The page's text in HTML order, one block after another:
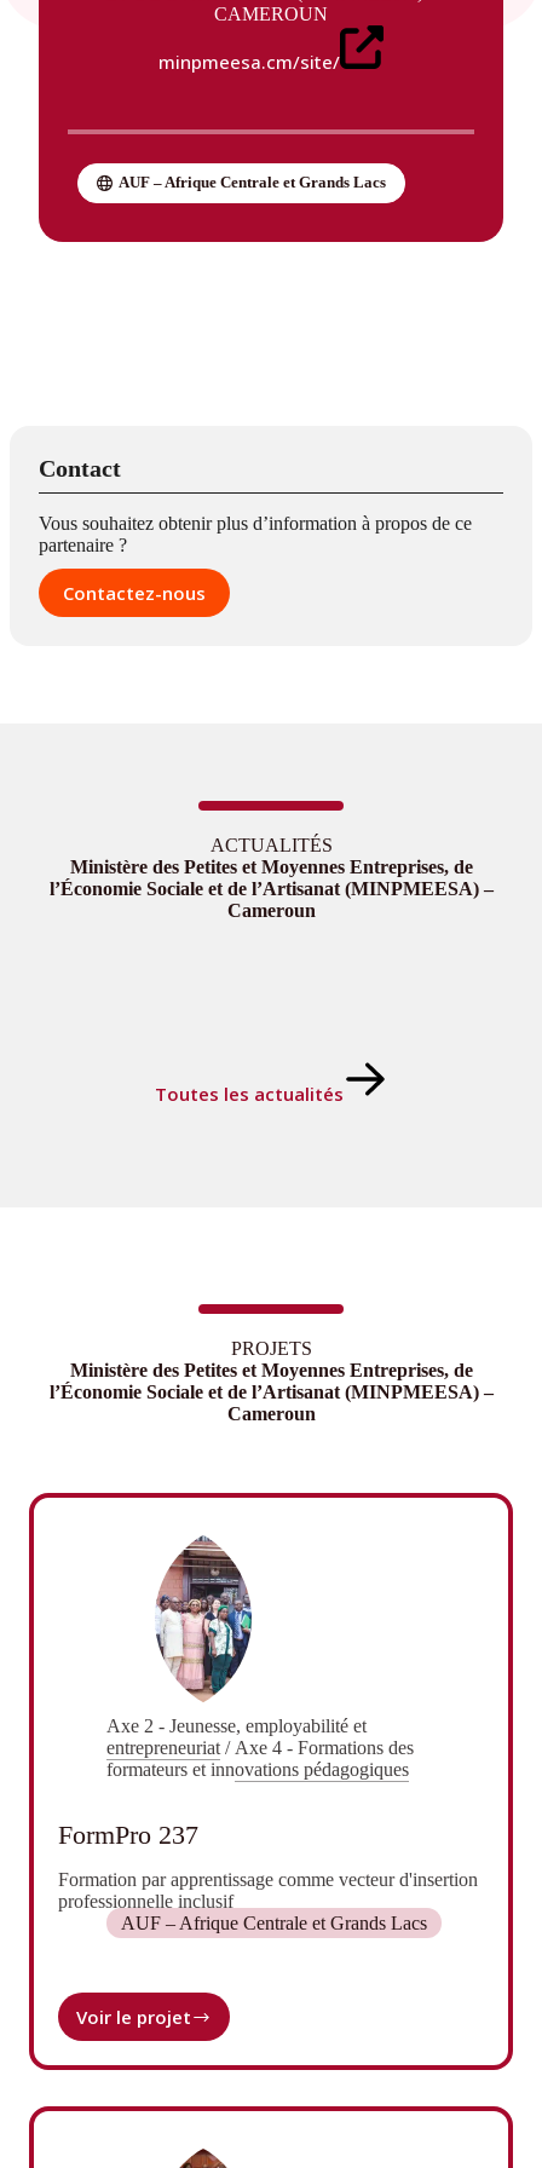
CAMEROUN
minpmeesa.cm/site/
AUF – Afrique Centrale et Grands Lacs
Contact
Vous souhaitez obtenir plus d’information à propos de ce
partenaire ?
Contactez-nous
ACTUALITÉS
Ministère des Petites et Moyennes Entreprises, de
l’Économie Sociale et de l’Artisanat (MINPMEESA) –
Cameroun
Toutes les actualités
PROJETS
Ministère des Petites et Moyennes Entreprises, de
l’Économie Sociale et de l’Artisanat (MINPMEESA) –
Cameroun
Axe 2 - Jeunesse, employabilité et
entrepreneuriat / Axe 4 - Formations des
formateurs et innovations pédagogiques
FormPro 237
Formation par apprentissage comme vecteur d'insertion
professionnelle inclusif
AUF – Afrique Centrale et Grands Lacs
Voir le projet
FormPro